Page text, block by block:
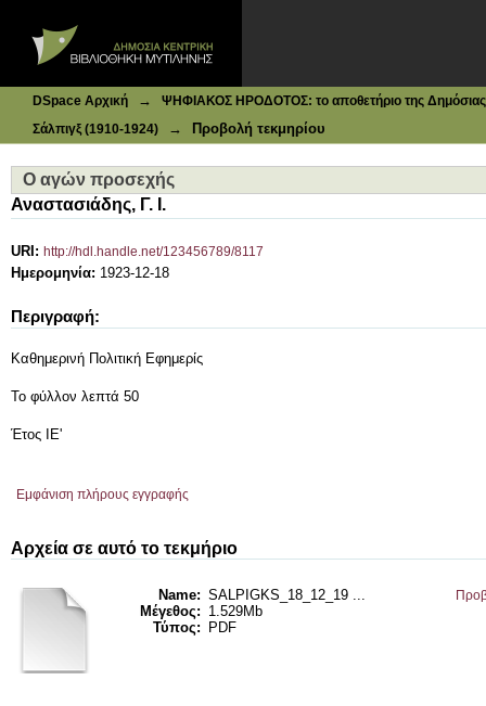
DSpace Αρχική →
ΨΗΦΙΑΚΟΣ ΗΡΟΔΟΤΟΣ: το αποθετήριο της Δημόσιας
Σάλπιγξ (1910-1924)
→ Προβολή τεκμηρίου
Ο αγών προσεχής
Αναστασιάδης, Γ. Ι.
URI: http://hdl.handle.net/123456789/8117
Ημερομηνία: 1923-12-18
Περιγραφή:
Καθημερινή Πολιτική Εφημερίς
Το φύλλον λεπτά 50
Έτος ΙΕ'
Εμφάνιση πλήρους εγγραφής
Αρχεία σε αυτό το τεκμήριο
Name: SALPIGKS_18_12_19 ...
Μέγεθος: 1.529Mb
Τύπος:
PDF